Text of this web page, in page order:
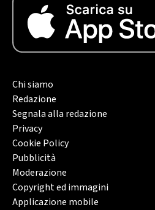
Chi siamo
Redazione
Segnala alla redazione
Privacy
Cookie Policy
Pubblicità
Moderazione
Copyright ed immagini
Applicazione mobile